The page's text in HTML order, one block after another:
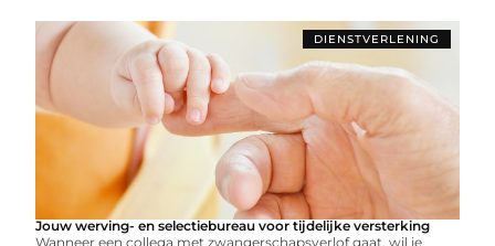
DIENSTVERLENING
Jouw werving- en selectiebureau voor tijdelijke versterking
Wanneer een collega met zwangerschapsverlof gaat, wil je